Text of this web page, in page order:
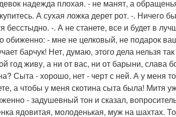
надежда плохая. - не манят, а
А сухая ложка дерет рот. -. Ничего
бесстыдно. -. А не станете, все и будет в
обиженно: - мне не целковый, не подарок
барчук! Нет, думаю, этого дела нельзя
год живу, а ни от вас, ни от барыни, слава
Сыта - хорошо, нет - черт с ней. А у меня
а чтобы у меня скотина сыта была! Митя
- задушевный тон и сказал,
ядовитая, молоденькая, муж на шахтах.